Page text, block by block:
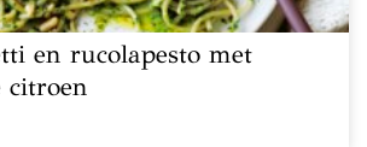
en rucolapesto met
citroen